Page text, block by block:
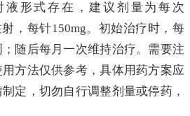
液形式存在，建议剂量为每次
，每针150mg。初始治疗时，每
随后每月一次维持治疗。需要注
方法仅供参考，具体用药方案应
定，切勿自行调整剂量或停药，